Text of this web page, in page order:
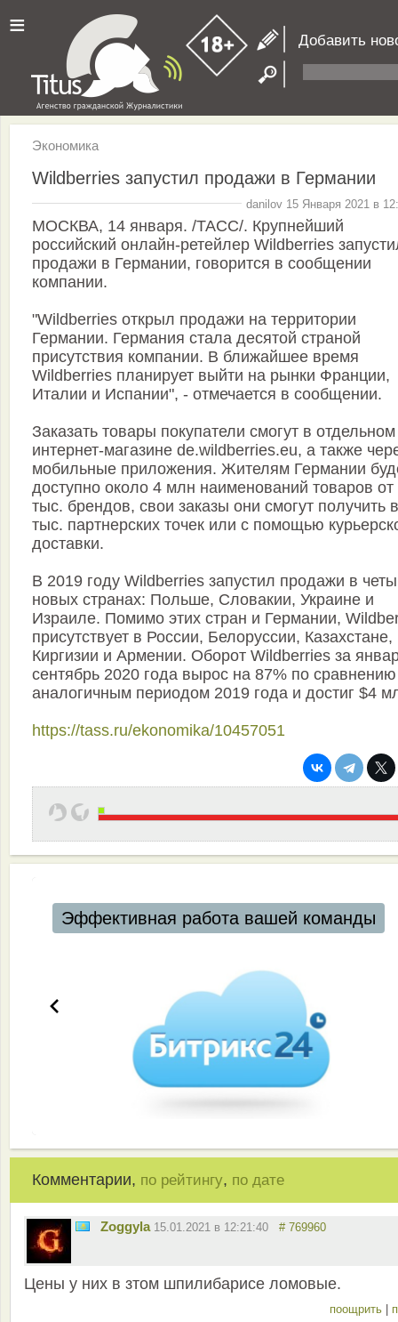
≡ Добавить
Экономика
Wildberries запустил продажи в Германии
danilov 15 Января 2021 в
МОСКВА, 14 января. /ТАСС/. Крупнейший
российский онлайн-ретейлер Wildberries
продажи в Германии, говорится в сообщении
компании.
"Wildberries открыл продажи на территории
Германии. Германия стала десятой страной
присутствия компании. В ближайшее время
Wildberries планирует выйти на рынки Франции,
Италии и Испании", - отмечается в сообщении.
Заказать товары покупатели смогут в отдельном
интернет-магазине de.wildberries.eu, а также
мобильные приложения. Жителям Германии
доступно около 4 млн наименований товаров от
тыс. брендов, свои заказы они смогут получить
тыс. партнерских точек или с помощью
доставки.
В 2019 году Wildberries запустил продажи в
новых странах: Польше, Словакии, Украине и
Израиле. Помимо этих стран и Германии,
присутствует в России, Белоруссии, Казахстане,
Киргизии и Армении. Оборот Wildberries за
сентябрь 2020 года вырос на 87% по
аналогичным периодом 2019 года и достиг $4
https://tass.ru/ekonomika/10457051
Эффективная работа вашей команды
Комментарии, по рейтингу, по дате
Zoggyla 15.01.2021 в 12:21:40 # 769960
Цены у них в зтом шпилибарисе ломовые.
поощрить